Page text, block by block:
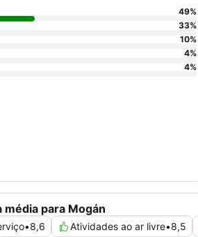
média para Mogán
•8,6 Atividades ao ar livre•8,5
49%
33%
10%
4%
4%